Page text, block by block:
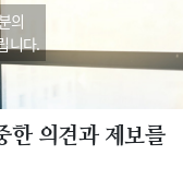
의
니다.
한 의견과 제보를